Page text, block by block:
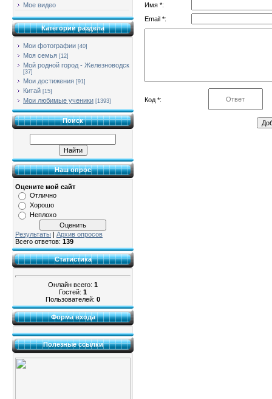
Мое видео
Категории раздела
Мои фотографии [40]
Моя семья [12]
Мой родной город - Железноводск
[37]
Мои достижения [91]
Китай [15]
Мои любимые ученики [1393]
Поиск
Наш опрос
Оцените мой сайт
Отлично
Хорошо
Неплохо
Результаты | Архив опросов
Всего ответов: 139
Статистика
Онлайн всего: 1
Гостей: 1
Пользователей: 0
Форма входа
Полезные ссылки
Имя *:
Email *:
Код *: